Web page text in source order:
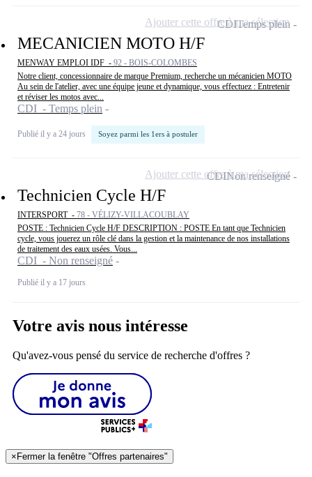
MECANICIEN MOTO H/F
MENWAY EMPLOI IDF - 92 - BOIS-COLOMBES
Notre client, concessionnaire de marque Premium, recherche un mécanicien MOTO
Au sein de l'atelier, avec une équipe jeune et dynamique, vous effectuez : Entretenir
et réviser les motos avec...
CDI - Temps plein
Publié il y a 24 jours Soyez parmi les 1ers à postuler
CDITemps plein
Ajouter cette offre à ma sélection
Technicien Cycle H/F
INTERSPORT - 78 - VÉLIZY-VILLACOUBLAY
POSTE : Technicien Cycle H/F DESCRIPTION : POSTE En tant que Technicien
cycle, vous jouerez un rôle clé dans la gestion et la maintenance de nos installations
de traitement des eaux usées. Vous...
CDI - Non renseigné
Publié il y a 17 jours
CDINon renseigné
Ajouter cette offre à ma sélection
Votre avis nous intéresse
Qu'avez-vous pensé du service de recherche d'offres ?
×Fermer la fenêtre "Offres partenaires"